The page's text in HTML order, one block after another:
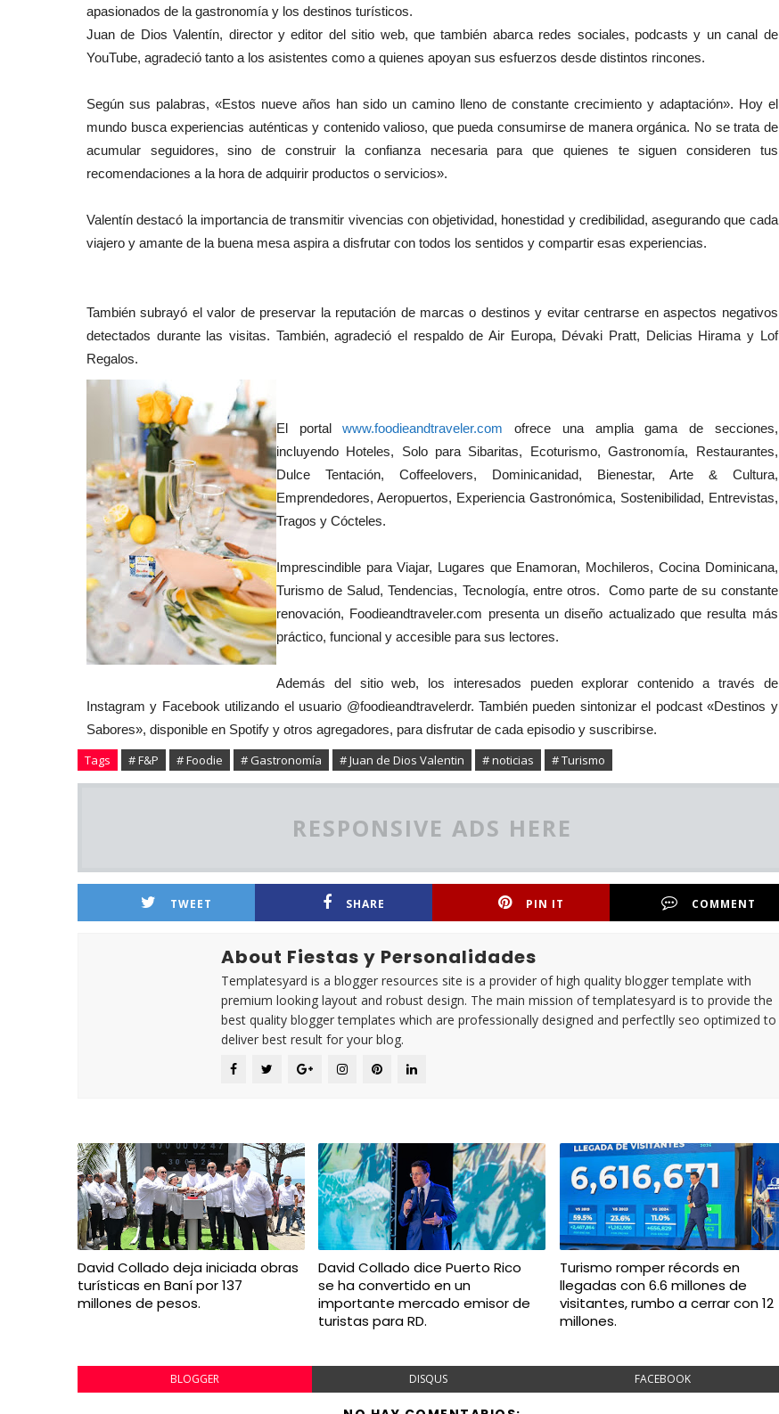
apasionados de la gastronomía y los destinos turísticos.
Juan de Dios Valentín, director y editor del sitio web, que también abarca redes sociales, podcasts y un canal de
YouTube, agradeció tanto a los asistentes como a quienes apoyan sus esfuerzos desde distintos rincones.
Según sus palabras, «Estos nueve años han sido un camino lleno de constante crecimiento y adaptación». Hoy el
mundo busca experiencias auténticas y contenido valioso, que pueda consumirse de manera orgánica. No se trata de
acumular seguidores, sino de construir la confianza necesaria para que quienes te siguen consideren tus
recomendaciones a la hora de adquirir productos o servicios».
Valentín destacó la importancia de transmitir vivencias con objetividad, honestidad y credibilidad, asegurando que cada
viajero y amante de la buena mesa aspira a disfrutar con todos los sentidos y compartir esas experiencias.
También subrayó el valor de preservar la reputación de marcas o destinos y evitar centrarse en aspectos negativos
detectados durante las visitas. También, agradeció el respaldo de Air Europa, Dévaki Pratt, Delicias Hirama y Lof
Regalos.
El portalwww.foodieandtraveler.com ofrece una amplia gama de secciones,
incluyendo Hoteles, Solo para Sibaritas, Ecoturismo, Gastronomía, Restaurantes,
Dulce Tentación, Coffeelovers, Dominicanidad, Bienestar, Arte & Cultura,
Emprendedores, Aeropuertos, Experiencia Gastronómica, Sostenibilidad, Entrevistas,
Tragos y Cócteles.
Imprescindible para Viajar, Lugares que Enamoran, Mochileros, Cocina Dominicana,
Turismo de Salud, Tendencias, Tecnología, entre otros. Como parte de su constante
renovación, Foodieandtraveler.com presenta un diseño actualizado que resulta más
práctico, funcional y accesible para sus lectores.
Además del sitio web, los interesados pueden explorar contenido a través de
Instagram y Facebook utilizando el usuario @foodieandtravelerdr. También pueden sintonizar el podcast «Destinos y
Sabores», disponible en Spotify y otros agregadores, para disfrutar de cada episodio y suscribirse.
Tags # F&P # Foodie # Gastronomía # Juan de Dios Valentin # noticias # Turismo
RESPONSIVE ADS HERE
TWEET SHARE PIN IT COMMENT
About Fiestas y Personalidades
Templatesyard is a blogger resources site is a provider of high quality blogger template with
premium looking layout and robust design. The main mission of templatesyard is to provide the
best quality blogger templates which are professionally designed and perfectlly seo optimized to
deliver best result for your blog.
David Collado deja iniciada obras
turísticas en Baní por 137
millones de pesos.
David Collado dice Puerto Rico
se ha convertido en un
importante mercado emisor de
turistas para RD.
Turismo romper récords en
llegadas con 6.6 millones de
visitantes, rumbo a cerrar con 12
millones.
BLOGGER DISQUS FACEBOOK